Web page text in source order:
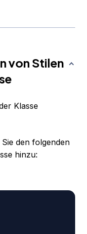
von Stilen
Klasse
den folgenden
hinzu: